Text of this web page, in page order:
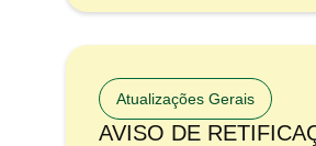
Atualizações Gerais
AVISO DE